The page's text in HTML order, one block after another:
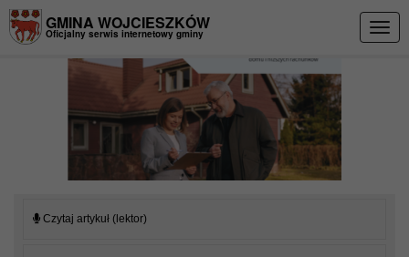
GMINA WOJCIESZKÓW
Oficjalny serwis internetowy gminy
Czytaj artykuł (lektor)